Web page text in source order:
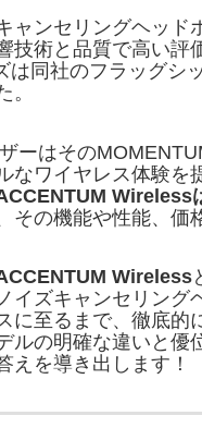
ャンセリングヘッ
技術と品質で高い評
は同社のフラッグシ
。
ーはその
なワイヤレス体験を
Wireless
その機能や性能、価
Wireless
イズキャンセリング
に至るまで、徹底
ルの明確な違いと
えを導き出します！